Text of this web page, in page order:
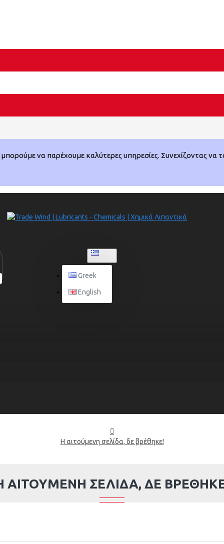
να παρέχουμε καλύτερες υπηρεσίες. Συνεχίζοντας να
Greek
English
Η αιτούμενη σελίδα, δε βρέθηκε!
ΑΙΤΟΎΜΕΝΗ ΣΕΛΊΔΑ, ΔΕ